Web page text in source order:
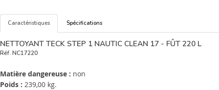
Caractéristiques Spécifications
NETTOYANT TECK STEP 1 NAUTIC CLEAN 17 - FÛT 220 L
Réf. NC17220
Matière dangereuse : non
Poids : 239,00 kg.